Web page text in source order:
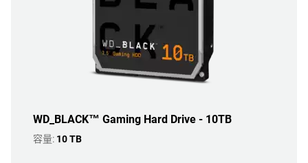
WD_BLACK™ Gaming Hard Drive - 10TB
容量: 10 TB